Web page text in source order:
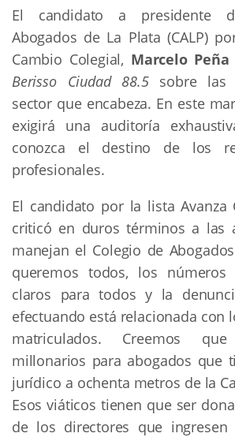
El candidato a presidente
Abogados de La Plata (CALP)
Cambio Colegial, Marcelo Peña
Berisso Ciudad 88.5sobre las
sector que encabeza. En este
exigirá una auditoría
conozca el destino de los
profesionales.
El candidato por la lista Avanza
criticó en duros términos a las
manejan el Colegio de
queremos todos, los
claros para todos y la
efectuando está relacionada con
matriculados. Creemos
millonarios para abogados que
jurídico a ochenta metros de la
Esos viáticos tienen que ser
de los directores que ingresen